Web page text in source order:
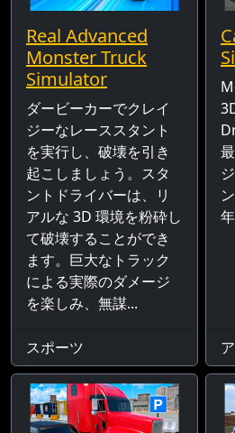
Real Advanced
Monster Truck
Simulator
ダービーカーでクレイ
ジーなレーススタント
を実行し、破壊を引き
起こしましょう。スタ
ントドライバーは、リ
アルな 3D 環境を粉砕し
て破壊することができ
ます。巨大なトラック
による実際のダメージ
を楽しみ、無謀...
スポーツ